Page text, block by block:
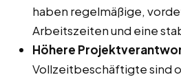
haben regelmäßige,
Arbeitszeiten und eine
Höhere
Vollzeitbeschäftigte sind